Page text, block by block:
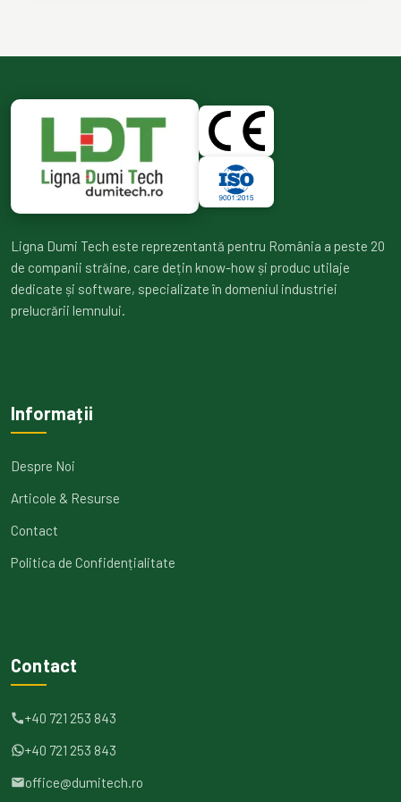
Ligna Dumi Tech este reprezentantă pentru România a peste 20
de companii străine, care dețin know-how și produc utilaje
dedicate și software, specializate în domeniul industriei
prelucrării lemnului.
Informații
Despre Noi
Articole & Resurse
Contact
Politica de Confidențialitate
Contact
+40 721 253 843
+40 721 253 843
office@dumitech.ro